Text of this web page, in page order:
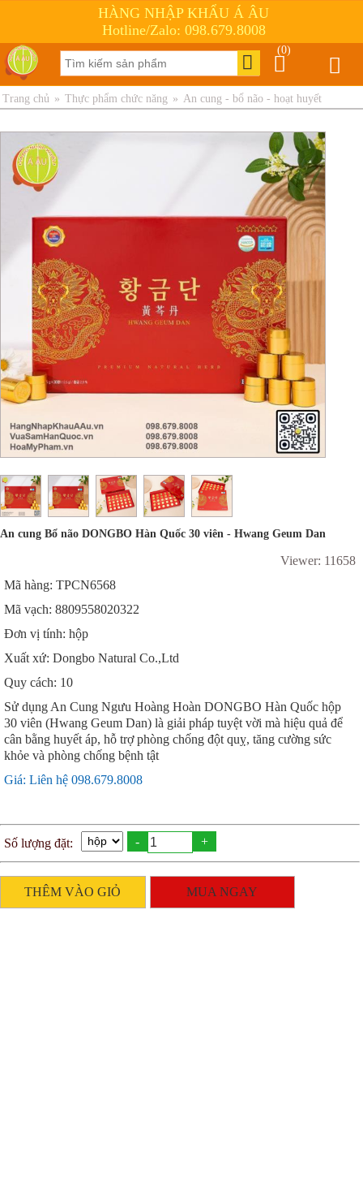
HÀNG NHẬP KHẨU Á ÂU
Hotline/Zalo: 098.679.8008
(0)
Trang chủ » Thực phẩm chức năng » An cung - bổ não - hoạt huyết
An cung Bổ não DONGBO Hàn Quốc 30 viên - Hwang Geum Dan
Viewer: 11658
Mã hàng: TPCN6568
Mã vạch: 8809558020322
Đơn vị tính: hộp
Xuất xứ: Dongbo Natural Co.,Ltd
Quy cách: 10
Sử dụng An Cung Ngưu Hoàng Hoàn DONGBO Hàn Quốc hộp
30 viên (Hwang Geum Dan) là giải pháp tuyệt vời mà hiệu quả để
cân bằng huyết áp, hỗ trợ phòng chống đột quỵ, tăng cường sức
khỏe và phòng chống bệnh tật
Giá: Liên hệ 098.679.8008
Số lượng đặt: - +
THÊM VÀO GIỎ MUA NGAY